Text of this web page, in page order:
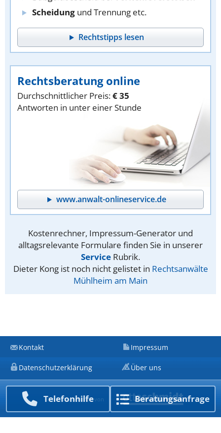
Scheidung und Trennung etc.
Rechtstipps lesen
Rechtsberatung online
Durchschnittlicher Preis:€ 35
Antworten in unter einer Stunde
www.anwalt-onlineservice.de
Kostenrechner, Impressum-Generator und
alltagsrelevante Formulare finden Sie in unserer
Service Rubrik.
Dieter Kong ist noch nicht gelistet in Rechtsanwälte
Mühlheim am Main
Telefon­hilfe Beratungs­anfrage
Kontakt Impressum
Datenschutzerklärung Über uns
Ein Unternehmen von